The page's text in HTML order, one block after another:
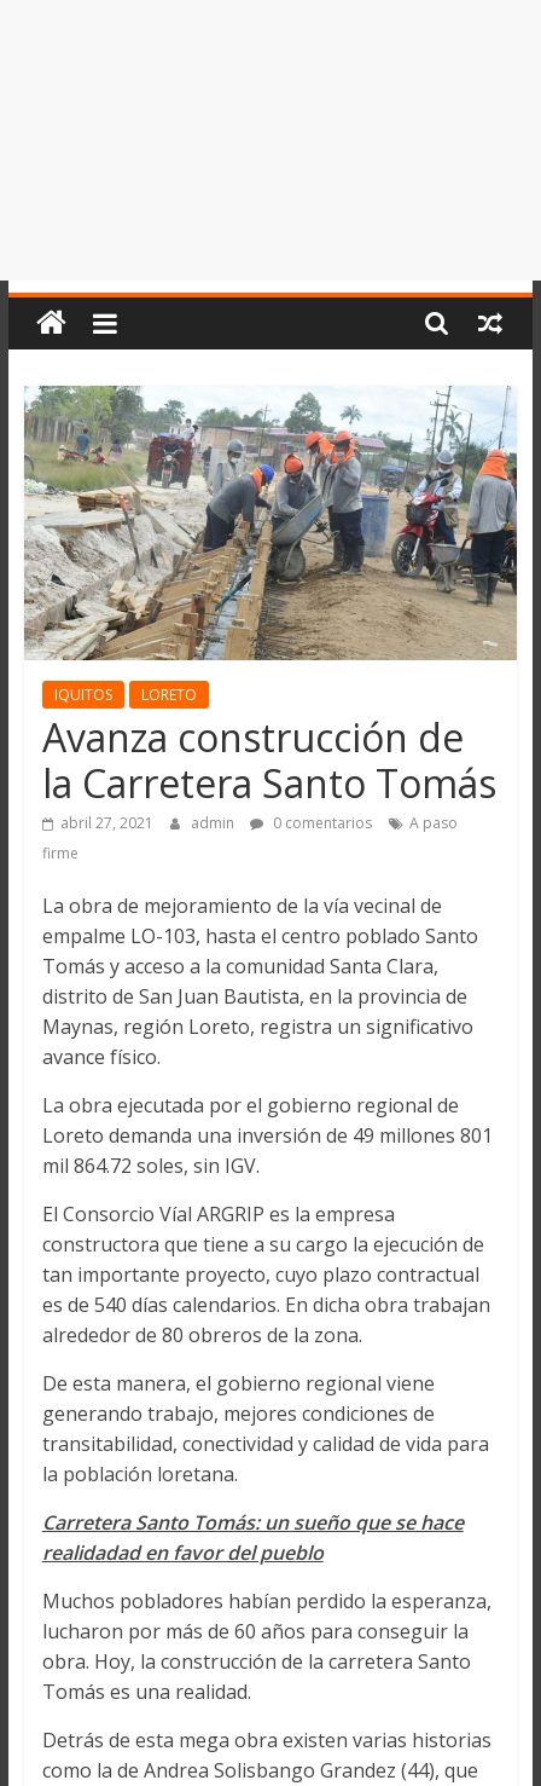
IQUITOS LORETO
Avanza construcción de
la Carretera Santo Tomás
abril 27, 2021 admin 0 comentarios
A paso
firme
La obra de mejoramiento de la vía vecinal de
empalme LO-103, hasta el centro poblado Santo
Tomás y acceso a la comunidad Santa Clara,
distrito de San Juan Bautista, en la provincia de
Maynas, región Loreto, registra un significativo
avance físico.
La obra ejecutada por el gobierno regional de
Loreto demanda una inversión de 49 millones 801
mil 864.72 soles, sin IGV.
El Consorcio Víal ARGRIP es la empresa
constructora que tiene a su cargo la ejecución de
tan importante proyecto, cuyo plazo contractual
es de 540 días calendarios. En dicha obra trabajan
alrededor de 80 obreros de la zona.
De esta manera, el gobierno regional viene
generando trabajo, mejores condiciones de
transitabilidad, conectividad y calidad de vida para
la población loretana.
Carretera Santo Tomás: un sueño que se hace
realidadad en favor del pueblo
Muchos pobladores habían perdido la esperanza,
lucharon por más de 60 años para conseguir la
obra. Hoy, la construcción de la carretera Santo
Tomás es una realidad.
Detrás de esta mega obra existen varias historias
como la de Andrea Solisbango Grandez (44), que